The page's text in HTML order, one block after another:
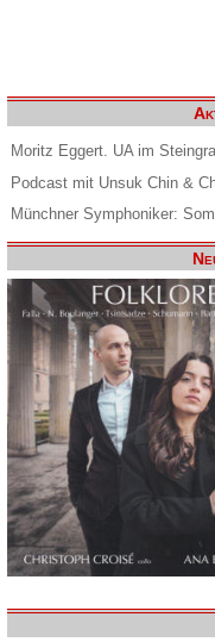
Moritz Eggert. UA im
Podcast mit Unsuk Chin &
Münchner Symphoniker: